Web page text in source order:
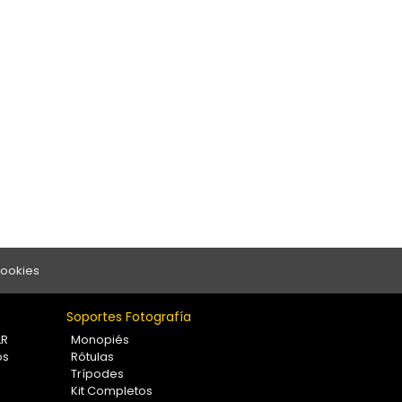
Soportes Fotografía
Monopiés
Rótulas
Trípodes
Kit Completos